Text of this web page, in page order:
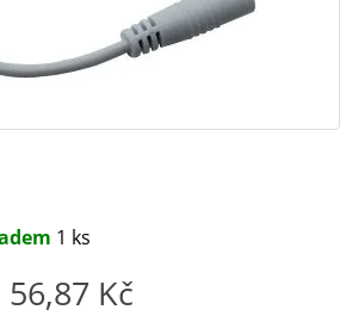
1 ks
Kč